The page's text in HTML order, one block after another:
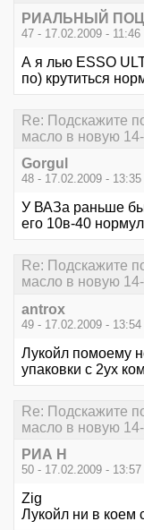
РИАЛЬНЫЙ
47 - 17.02.2009 - 11:46
А я лью ESSO
по) крутиться
Re: Подскажите
масло в новую
Gorgul
48 - 17.02.2009 - 13:35
У ВАЗа раньше
его 10в-40
Re: Подскажите
масло в новую
antrox
49 - 17.02.2009 - 13:54
Лукойл помоему
упаковки с 2ух
Re: Подскажите
масло в новую
РИА Н
50 - 17.02.2009 - 13:57
Zig
Лукойл ни в коем